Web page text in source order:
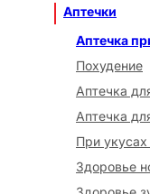
Аптечки
Аптечка
Похудение
Аптечка
Аптечка
При
Здоровье